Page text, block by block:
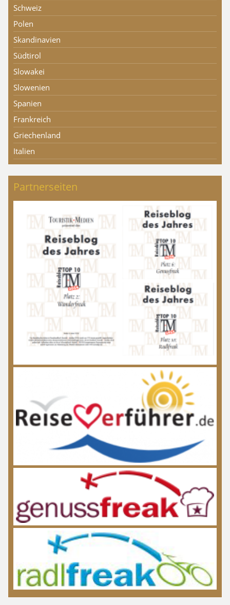
Schweiz
Polen
Skandinavien
Südtirol
Slowakei
Slowenien
Spanien
Frankreich
Griechenland
Italien
Partnerseiten